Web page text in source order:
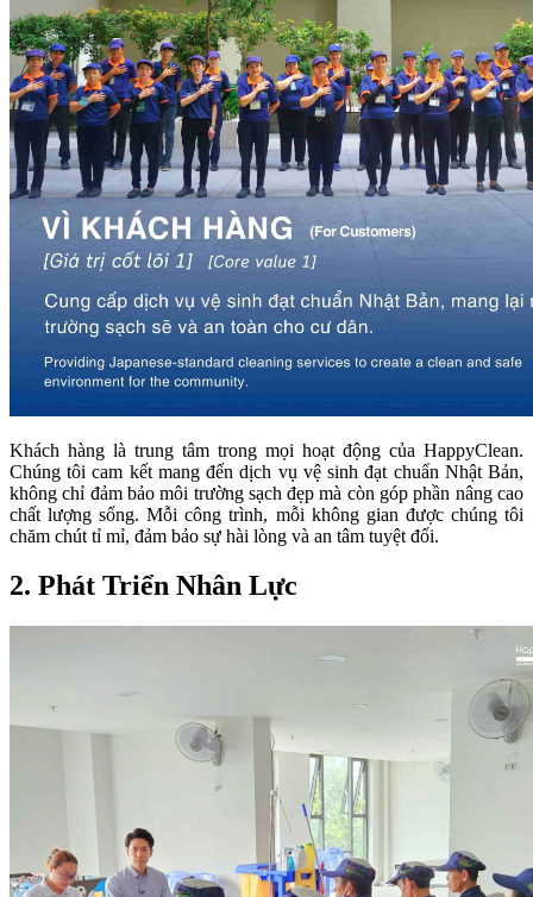
Khách hàng là trung tâm trong mọi hoạt động của HappyClean.
Chúng tôi cam kết mang đến dịch vụ vệ sinh đạt chuẩn Nhật Bản,
không chỉ đảm bảo môi trường sạch đẹp mà còn góp phần nâng cao
chất lượng sống. Mỗi công trình, mỗi không gian được chúng tôi
chăm chút tỉ mỉ, đảm bảo sự hài lòng và an tâm tuyệt đối.
2. Phát Triển Nhân Lực